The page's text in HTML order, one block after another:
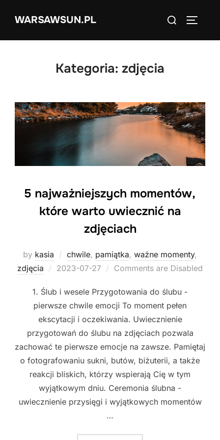
WARSAWSUN.PL
Search
Kategoria: zdjęcia
5 najważniejszych momentów,
które warto uwiecznić na
zdjęciach
by kasia chwile, pamiątka, ważne momenty,
zdjęcia
Posted
2023-07-27 Comments are Disabled
1. Ślub i wesele Przygotowania do ślubu -
pierwsze chwile emocji To moment pełen
ekscytacji i oczekiwania. Uwiecznienie
przygotowań do ślubu na zdjęciach pozwala
zachować te pierwsze emocje na zawsze. Pamiętaj
o fotografowaniu sukni, butów, biżuterii, a także
reakcji bliskich, którzy wspierają Cię w tym
wyjątkowym dniu. Ceremonia ślubna -
uwiecznienie przysięgi i wyjątkowych momentów
…